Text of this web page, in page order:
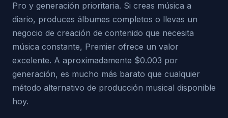
Pro y generación prioritaria. Si creas música a
diario, produces álbumes completos o llevas un
negocio de creación de contenido que necesita
música constante, Premier ofrece un valor
excelente. A aproximadamente $0.003 por
generación, es mucho más barato que cualquier
método alternativo de producción musical disponible
hoy.